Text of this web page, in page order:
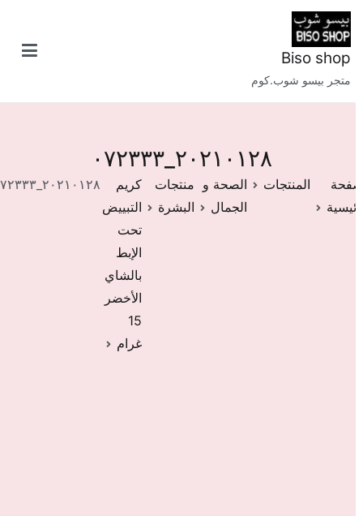
Biso shop
متجر بيسو شوب.كوم
٢٠٢١٠١٢٨_٠٧٢٣٣٣
المنتجات
الصحة و
الجمال
منتجات
البشرة
كريم
التبييض
تحت
الإبط
بالشاي
الأخضر
15
غرام
٢٠٢١٠١٢٨_٠٧٢٣٣٣